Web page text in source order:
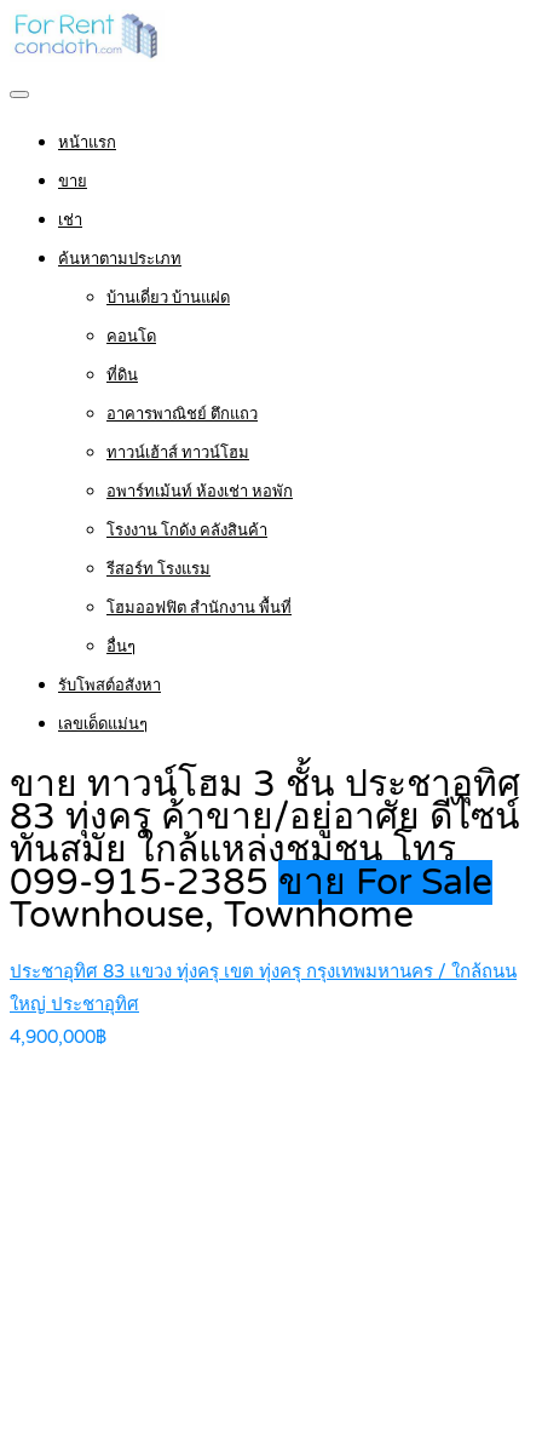
หน้าแรก
ขาย
เช่า
ค้นหาตามประเภท
บ้านเดี่ยว บ้านแฝด
คอนโด
ที่ดิน
อาคารพาณิชย์ ตึกแถว
ทาวน์เฮ้าส์ ทาวน์โฮม
อพาร์ทเม้นท์ ห้องเช่า หอพัก
โรงงาน โกดัง คลังสินค้า
รีสอร์ท โรงแรม
โฮมออฟฟิต สำนักงาน พื้นที่
อื่นๆ
รับโพสต์อสังหา
เลขเด็ดแม่นๆ
ขาย ทาวน์โฮม 3 ชั้น ประชาอุทิศ
83 ทุ่งครุ ค้าขาย/อยู่อาศัย ดีไซน์
ทันสมัย ใกล้แหล่งชุมชน โทร
099-915-2385 ขาย For Sale
Townhouse, Townhome
ประชาอุทิศ 83 แขวง ทุ่งครุ เขต ทุ่งครุ กรุงเทพมหานคร / ใกล้ถนน
ใหญ่ ประชาอุทิศ
4,900,000฿